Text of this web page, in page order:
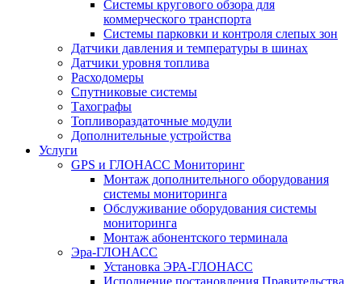
Системы кругового обзора для
коммерческого транспорта
Системы парковки и контроля слепых зон
Датчики давления и температуры в шинах
Датчики уровня топлива
Расходомеры
Спутниковые системы
Тахографы
Топливораздаточные модули
Дополнительные устройства
Услуги
GPS и ГЛОНАСС Мониторинг
Монтаж дополнительного оборудования
системы мониторинга
Обслуживание оборудования системы
мониторинга
Монтаж абонентского терминала
Эра-ГЛОНАСС
Установка ЭРА-ГЛОНАСС
Исполнение постановления Правительства